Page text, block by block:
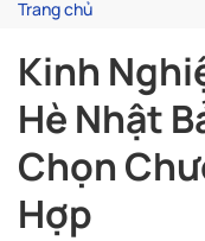
Trang chủ
Kinh
Hè Nhật
Chọn
Hợp